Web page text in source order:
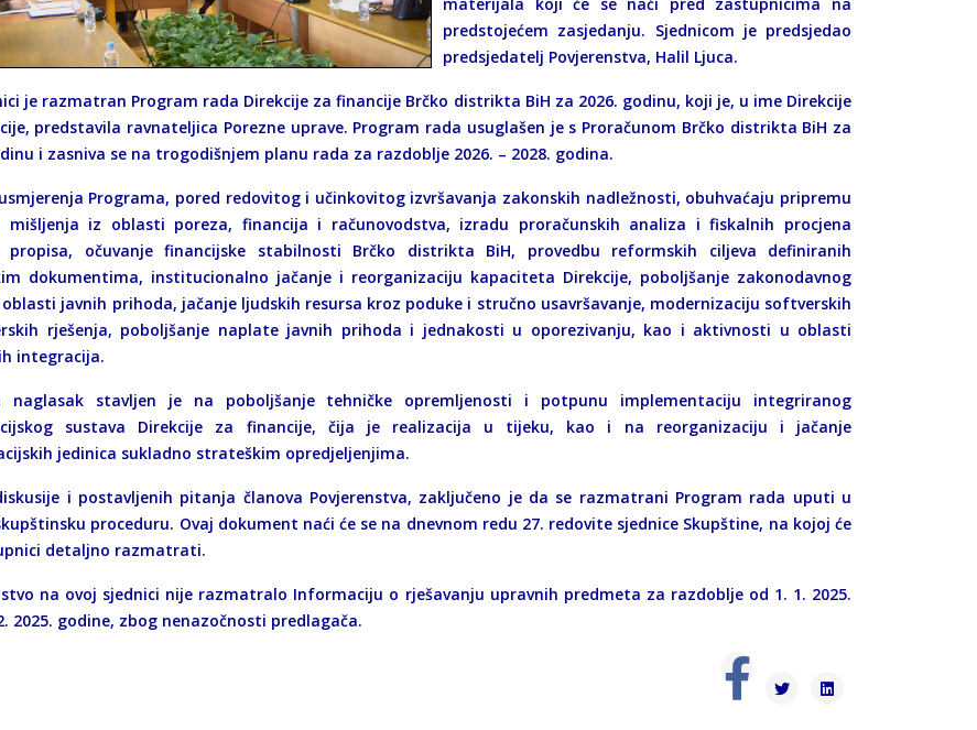
predstojećem zasjedanju. Sjednicom je predsjedao
predsjedatelj Povjerenstva, Halil Ljuca.
je razmatran Program rada Direkcije za financije Brčko distrikta BiH za 2026. godinu, koji je, u ime Direkcije
predstavila ravnateljica Porezne uprave. Program rada usuglašen je s Proračunom Brčko distrikta BiH za
i zasniva se na trogodišnjem planu rada za razdoblje 2026. – 2028. godina.
Programa, pored redovitog i učinkovitog izvršavanja zakonskih nadležnosti, obuhvaćaju pripremu
mišljenja iz oblasti poreza, financija i računovodstva, izradu proračunskih analiza i fiskalnih procjena
propisa, očuvanje financijske stabilnosti Brčko distrikta BiH, provedbu reformskih ciljeva definiranih
dokumentima, institucionalno jačanje i reorganizaciju kapaciteta Direkcije, poboljšanje zakonodavnog
javnih prihoda, jačanje ljudskih resursa kroz poduke i stručno usavršavanje, modernizaciju softverskih
rješenja, poboljšanje naplate javnih prihoda i jednakosti u oporezivanju, kao i aktivnosti u oblasti
integracija.
naglasak stavljen je na poboljšanje tehničke opremljenosti i potpunu implementaciju integriranog
sustava Direkcije za financije, čija je realizacija u tijeku, kao i na reorganizaciju i jačanje
jedinica sukladno strateškim opredjeljenjima.
i postavljenih pitanja članova Povjerenstva, zaključeno je da se razmatrani Program rada uputi u
proceduru. Ovaj dokument naći će se na dnevnom redu 27. redovite sjednice Skupštine, na kojoj će
detaljno razmatrati.
na ovoj sjednici nije razmatralo Informaciju o rješavanju upravnih predmeta za razdoblje od 1. 1. 2025.
2025. godine, zbog nenazočnosti predlagača.